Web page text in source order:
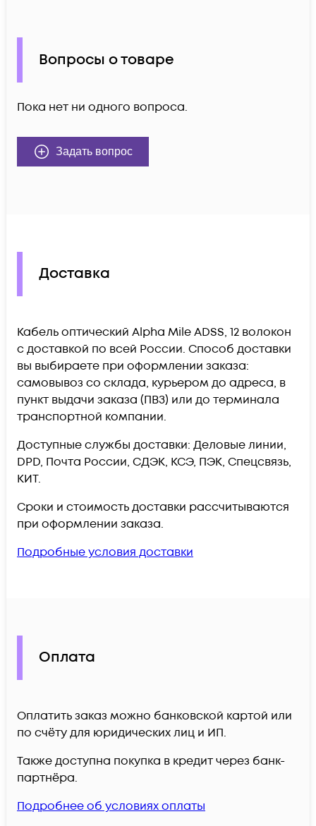
Вопросы о товаре
Пока нет ни одного вопроса.
Задать вопрос
Доставка
Кабель оптический Alpha Mile ADSS, 12 волокон
c доставкой по всей России. Способ доставки
вы выбираете при оформлении заказа:
самовывоз со склада, курьером до адреса, в
пункт выдачи заказа (ПВЗ) или до терминала
транспортной компании.
Доступные службы доставки: Деловые линии,
DPD, Почта России, СДЭК, КСЭ, ПЭК, Спецсвязь,
КИТ.
Сроки и стоимость доставки рассчитываются
при оформлении заказа.
Подробные условия доставки
Оплата
Оплатить заказ можно банковской картой или
по счёту для юридических лиц и ИП.
Также доступна покупка в кредит через банк-
партнёра.
Подробнее об условиях оплаты